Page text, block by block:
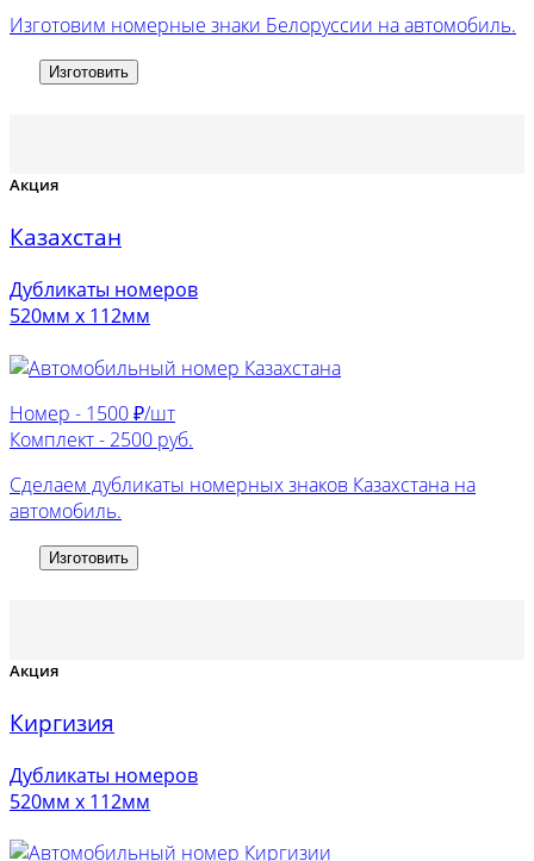
Изготовим номерные знаки Белоруссии на автомобиль.
Изготовить
Акция
Казахстан
Дубликаты номеров
520мм х 112мм
Номер - 1500 ₽/шт
Комплект - 2500 руб.
Сделаем дубликаты номерных знаков Казахстана на
автомобиль.
Изготовить
Акция
Киргизия
Дубликаты номеров
520мм х 112мм